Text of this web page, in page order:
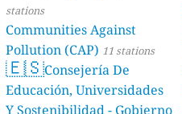
stations
Communities Against
Pollution (CAP) 11 stations
🇪🇸Consejería De
Educación, Universidades
Y Sostenibilidad - Gobierno